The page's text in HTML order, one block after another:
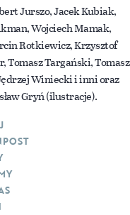
Jurszo, Jacek Kubiak,
Wojciech Mamak,
Rotkiewicz, Krzysztof
Targański, Tomasz
Winiecki i inni oraz
Gryń (ilustracje).